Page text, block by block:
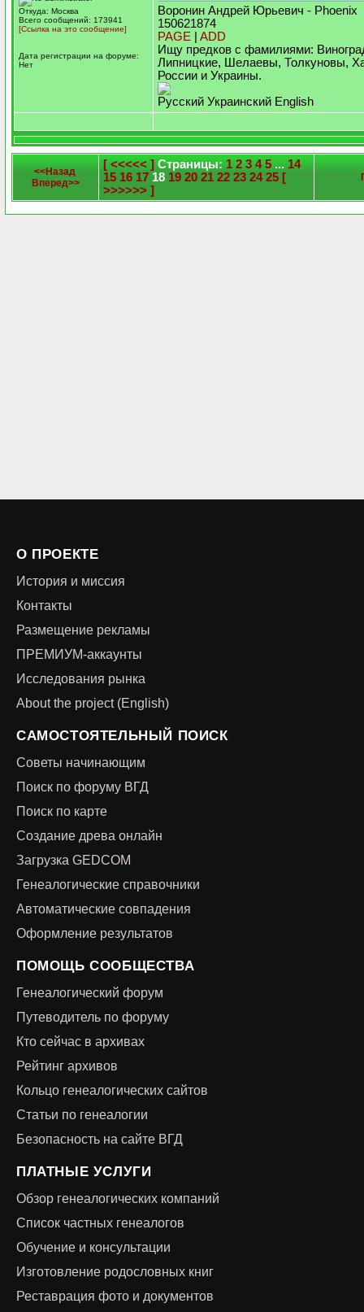
Откуда: Москва
Всего сообщений: 173941
[Ссылка на это сообщение]
Дата регистрации на форуме:
Нет
Воронин Андрей Юрьевич - Phoenix
150621874
PAGE
ADD
Ищу предков с фамилиями:
Липницкие, Шелаевы, Толкуновы,
России и Украины.
Русский Украинский English
<<Назад
Вперед>>
[ <<<<< ] Страницы: 1 2 3 4 5 ... 14
15 16 17 18 19 20 21 22 23 24 25 [
>>>>>> ]
О ПРОЕКТЕ
История и миссия
Контакты
Размещение рекламы
ПРЕМИУМ-аккаунты
Исследования рынка
About the project (English)
САМОСТОЯТЕЛЬНЫЙ ПОИСК
Советы начинающим
Поиск по форуму ВГД
Поиск по карте
Создание древа онлайн
Загрузка GEDCOM
Генеалогические справочники
Автоматические совпадения
Оформление результатов
ПОМОЩЬ СООБЩЕСТВА
Генеалогический форум
Путеводитель по форуму
Кто сейчас в архивах
Рейтинг архивов
Кольцо генеалогических сайтов
Статьи по генеалогии
Безопасность на сайте ВГД
ПЛАТНЫЕ УСЛУГИ
Обзор генеалогических компаний
Список частных генеалогов
Обучение и консультации
Изготовление родословных книг
Реставрация фото и документов